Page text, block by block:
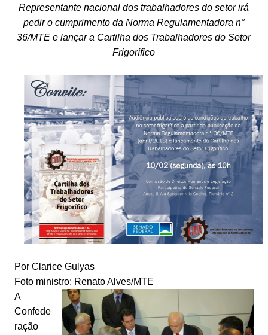
Representante nacional dos trabalhadores do setor irá
pedir o cumprimento da Norma Regulamentadora n°
36/MTE e lançar a Cartilha dos Trabalhadores do Setor
Frigorífico
Por Clarice Gulyas
Foto ministro: Renato Alves/MTE
A
Confede
ração